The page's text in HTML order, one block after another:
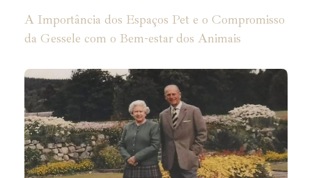
A Importância dos Espaços Pet e o Compromisso
da Gessele com o Bem-estar dos Animais